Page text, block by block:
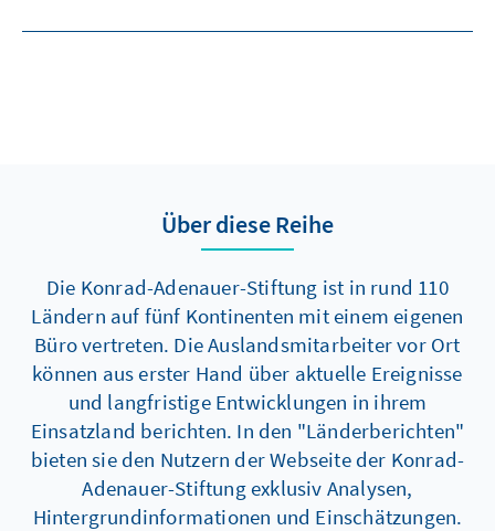
Über diese Reihe
Die Konrad-Adenauer-Stiftung ist in rund 110
Ländern auf fünf Kontinenten mit einem eigenen
Büro vertreten. Die Auslandsmitarbeiter vor Ort
können aus erster Hand über aktuelle Ereignisse
und langfristige Entwicklungen in ihrem
Einsatzland berichten. In den "Länderberichten"
bieten sie den Nutzern der Webseite der Konrad-
Adenauer-Stiftung exklusiv Analysen,
Hintergrundinformationen und Einschätzungen.